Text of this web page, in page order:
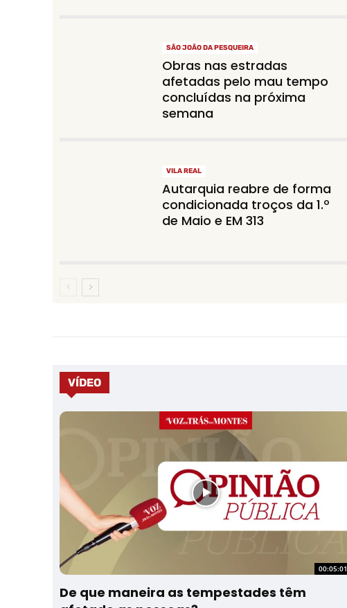
SÃO JOÃO DA PESQUEIRA
Obras nas estradas
afetadas pelo mau tempo
concluídas na próxima
semana
VILA REAL
Autarquia reabre de forma
condicionada troços da 1.º
de Maio e EM 313
VÍDEO
00:05:01
De que maneira as tempestades têm